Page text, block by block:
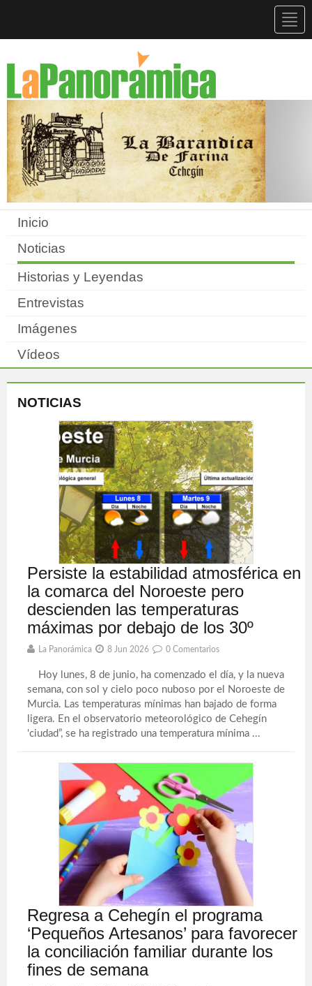
Inicio
Noticias
Historias y Leyendas
Entrevistas
Imágenes
Vídeos
NOTICIAS
Persiste la estabilidad atmosférica en
la comarca del Noroeste pero
descienden las temperaturas
máximas por debajo de los 30º
La Panorámica 8 Jun 2026 0 Comentarios
Hoy lunes, 8 de junio, ha comenzado el día, y la nueva
semana, con sol y cielo poco nuboso por el Noroeste de
Murcia. Las temperaturas mínimas han bajado de forma
ligera. En el observatorio meteorológico de Cehegín
'ciudad”, se ha registrado una temperatura mínima ...
Regresa a Cehegín el programa
‘Pequeños Artesanos’ para favorecer
la conciliación familiar durante los
fines de semana